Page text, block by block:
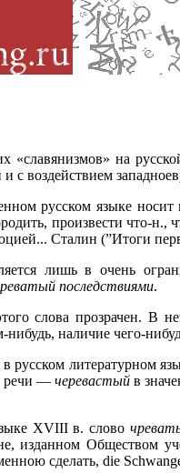
«славянизмов» на
с воздействием
русском языке носит
произвести что-
Сталин (”Итоги
лишь в очень
последствиями.
слова прозрачен. В
наличие чего-
в русском литературном
речи —черевастый в
XVIII в. слово
изданном Обществом
сделать, die